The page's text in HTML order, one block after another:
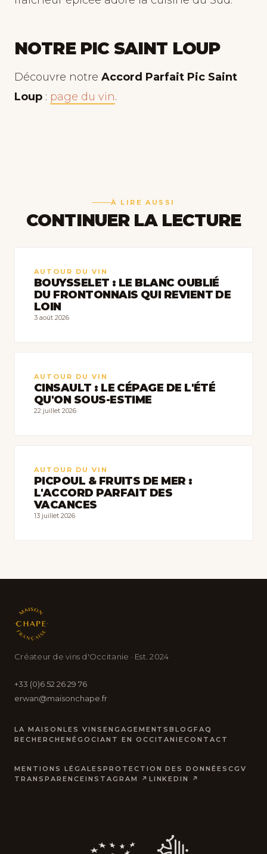
NOTRE PIC SAINT LOUP
Découvre notre Accord Parfait Pic Saint
Loup : page du vin.
À LIRE AUSSI
CONTINUER LA LECTURE
AUTOUR DU VIN
BOUYSSELET : LE BLANC OUBLIÉ
DU FRONTONNAIS QUI REVIENT DE
LOIN
3 août 2026
AUTOUR DU VIN
CINSAULT : LE CÉPAGE DE L'ÉTÉ
QU'ON SOUS-ESTIME
22 juillet 2026
AUTOUR DU VIN
PICPOUL & FRUITS DE MER :
L'ACCORD PARFAIT DES
VACANCES
13 juillet 2026
Créateur de vins d'Occitanie · Est. 2024
+33 (0)6 52 26 29 76
erwan@maisonchape.fr
LA MAISON LES VINS ENGAGEMENTSBLOGFAQ
RECHERCHENÉGOCIANT EN OCCITANIECONTACT
MENTIONS LÉGALES PROTECTION DES DONNÉESCGV
TRANSPARENCEINSTAGRAM ↗ LINKEDIN ↗